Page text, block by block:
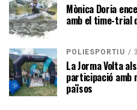
Mònica Doria
amb el time-trial
POLIESPORTIU
La Jorma Volta
participació amb
països